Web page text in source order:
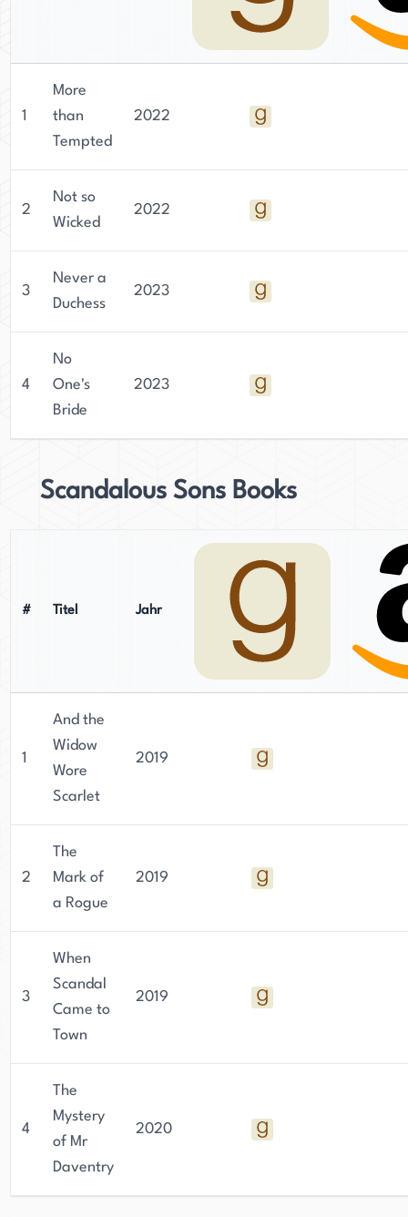
1
More
than
Tempted
2022
2
Not so
Wicked
2022
3
Never a
Duchess
2023
4
No
One's
Bride
2023
Scandalous Sons Books
# Titel Jahr
1
And the
Widow
Wore
Scarlet
2019
2
The
Mark of
a Rogue
2019
3
When
Scandal
Came to
Town
2019
4
The
Mystery
of Mr
Daventry
2020